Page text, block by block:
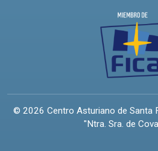
© 2026 Centro Asturiano de Santa
"Ntra. Sra. de